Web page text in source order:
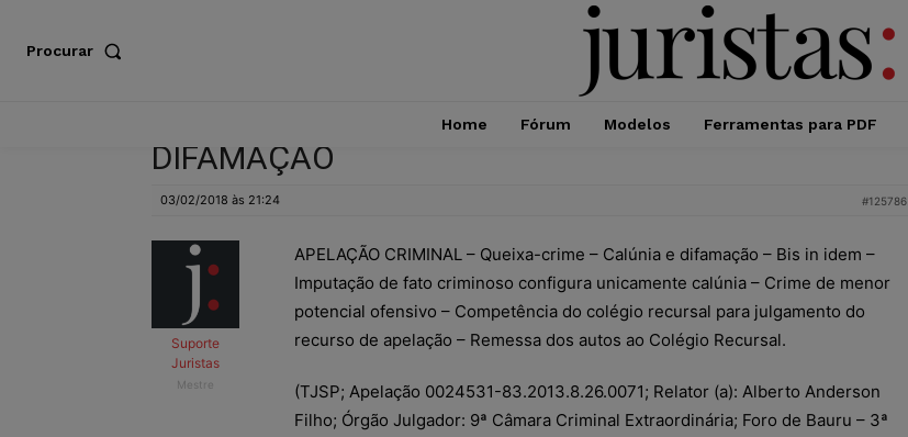
Procurar
Home Fórum Modelos Ferramentas para PDF
DIFAMAÇÃO
03/02/2018 às 21:24 #125786
Suporte
Juristas
Mestre
APELAÇÃO CRIMINAL – Queixa-crime – Calúnia e difamação – Bis in idem –
Imputação de fato criminoso configura unicamente calúnia – Crime de menor
potencial ofensivo – Competência do colégio recursal para julgamento do
recurso de apelação – Remessa dos autos ao Colégio Recursal.
(TJSP; Apelação 0024531-83.2013.8.26.0071; Relator (a): Alberto Anderson
Filho; Órgão Julgador: 9ª Câmara Criminal Extraordinária; Foro de Bauru – 3ª